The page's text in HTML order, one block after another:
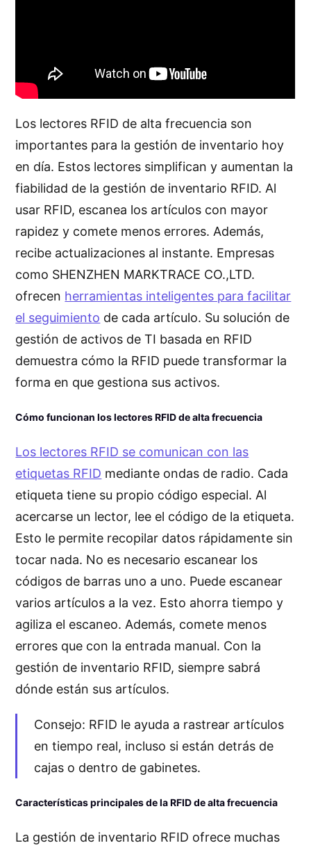
Los lectores RFID de alta frecuencia son
importantes para la gestión de inventario hoy
en día. Estos lectores simplifican y aumentan la
fiabilidad de la gestión de inventario RFID. Al
usar RFID, escanea los artículos con mayor
rapidez y comete menos errores. Además,
recibe actualizaciones al instante. Empresas
como SHENZHEN MARKTRACE CO.,LTD.
ofrecen herramientas inteligentes para facilitar
el seguimiento de cada artículo. Su solución de
gestión de activos de TI basada en RFID
demuestra cómo la RFID puede transformar la
forma en que gestiona sus activos.
Cómo funcionan los lectores RFID de alta frecuencia
Los lectores RFID se comunican con las
etiquetas RFID mediante ondas de radio. Cada
etiqueta tiene su propio código especial. Al
acercarse un lector, lee el código de la etiqueta.
Esto le permite recopilar datos rápidamente sin
tocar nada. No es necesario escanear los
códigos de barras uno a uno. Puede escanear
varios artículos a la vez. Esto ahorra tiempo y
agiliza el escaneo. Además, comete menos
errores que con la entrada manual. Con la
gestión de inventario RFID, siempre sabrá
dónde están sus artículos.
Consejo: RFID le ayuda a rastrear artículos
en tiempo real, incluso si están detrás de
cajas o dentro de gabinetes.
Características principales de la RFID de alta frecuencia
La gestión de inventario RFID ofrece muchas